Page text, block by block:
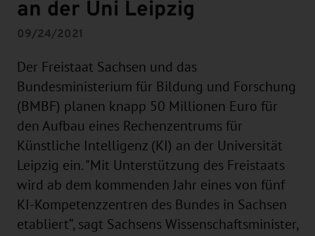
an der Uni Leipzig
09/24/2021
Der Freistaat Sachsen und das
Bundesministerium für Bildung und Forschung
(BMBF) planen knapp 50 Millionen Euro für
den Aufbau eines Rechenzentrums für
Künstliche Intelligenz (KI) an der Universität
Leipzig ein. "Mit Unterstützung des Freistaats
wird ab dem kommenden Jahr eines von fünf
KI-Kompetenzzentren des Bundes in Sachsen
etabliert“, sagt Sachsens Wissenschaftsminister,